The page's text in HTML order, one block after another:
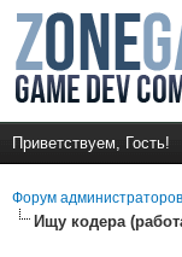
Приветствуем, Гость!
Форум
Ищу кодера